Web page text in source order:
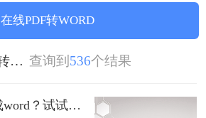
装，高效办公。
在线PDF转WORD
pdf表格如何免费转word 查询到 536个结果
电脑pdf怎么转换成word？试试这三个转换方法！